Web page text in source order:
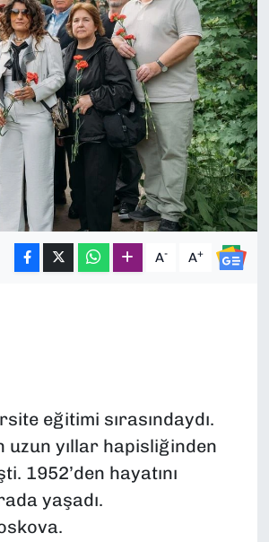
A- A+
eğitimi sırasındaydı.
uzun yıllar hapisliğinden
1952’den hayatını
yaşadı.